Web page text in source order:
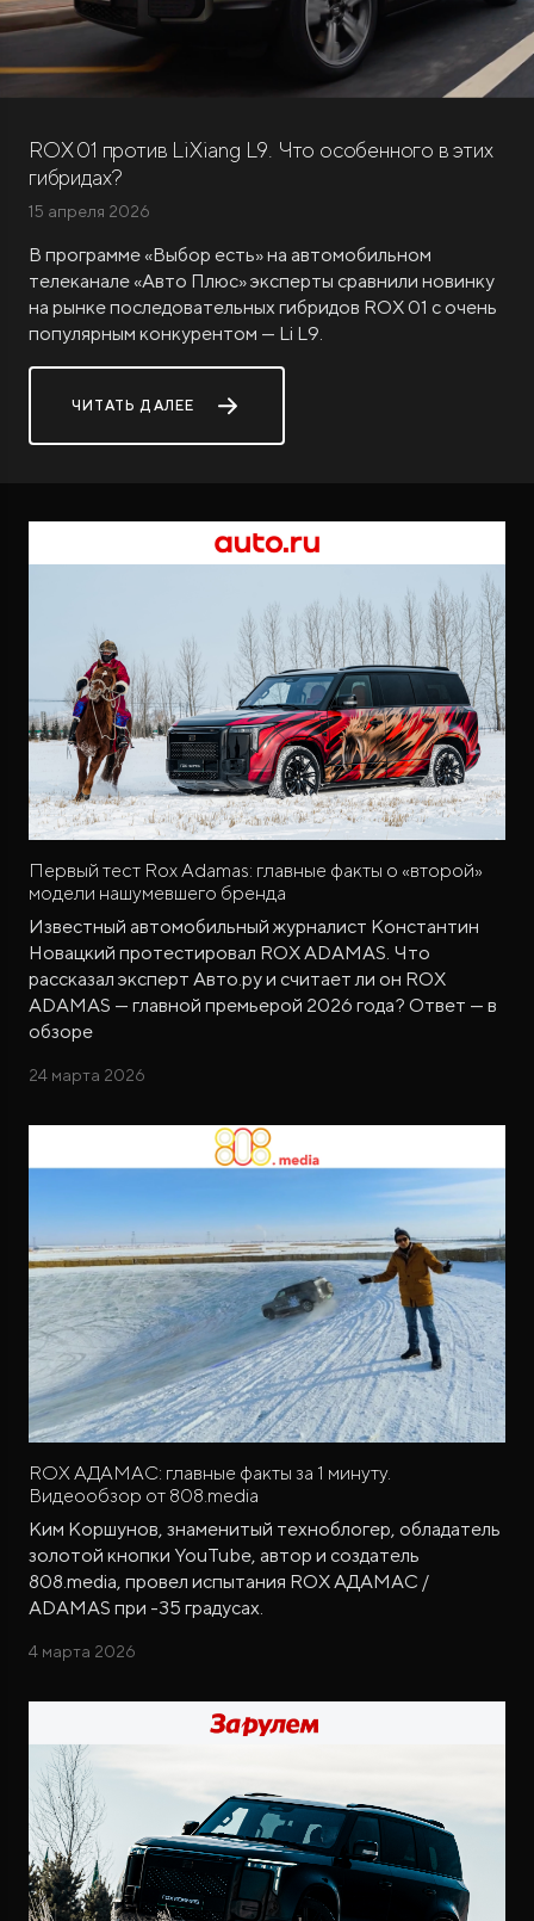
ROX ADAMAS
от 9 300 000 ₽*
ROX 01 против LiXiang L9. Что особенного в этих
гибридах?
15 апреля 2026
В программе «Выбор есть» на автомобильном
телеканале «Авто Плюс» эксперты сравнили новинку
на рынке последовательных гибридов ROX 01 с очень
популярным конкурентом — Li L9.
ЧИТАТЬ ДАЛЕЕ
Первый тест Rox Adamas: главные факты о «второй»
модели нашумевшего бренда
Известный автомобильный журналист Константин
Новацкий протестировал ROX ADAMAS. Что
рассказал эксперт Авто.ру и считает ли он ROX
ADAMAS — главной премьерой 2026 года? Ответ — в
обзоре
24 марта 2026
ROX АДАМАС: главные факты за 1 минуту.
Видеообзор от 808.media
Ким Коршунов, знаменитый техноблогер, обладатель
золотой кнопки YouTube, автор и создатель
808.media, провел испытания ROX АДАМАС /
ADAMAS при -35 градусах.
4 марта 2026